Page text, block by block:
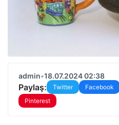
admin•18.07.2024 02:38
Paylaş: Twitter Facebook
Pinterest